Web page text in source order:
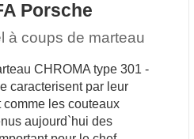
Porsche
à coups de marteau
CHROMA type 301 -
caracterisent par leur
les couteaux
aujourd`hui des